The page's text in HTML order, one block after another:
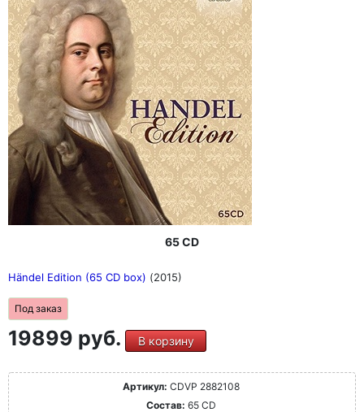
65 CD
Händel Edition (65 CD box) (2015)
Под заказ
19899 руб. В корзину
Артикул: CDVP 2882108
Состав: 65 CD